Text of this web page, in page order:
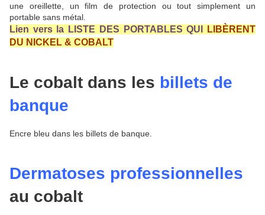
une oreillette, un film de protection ou tout simplement un
portable sans métal.
Lien vers la LISTE DES PORTABLES QUI
LIBÈRENT
DU NICKEL & COBALT
Le cobalt dans les billets de
banque
Encre bleu dans les billets de banque.
Dermatoses professionnelles
au cobalt